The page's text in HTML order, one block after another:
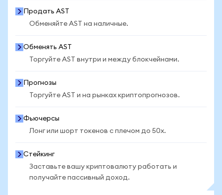
Продать AST
Обменяйте AST на наличные.
Обменять AST
Торгуйте AST внутри и между блокчейнами.
Прогнозы
Торгуйте AST и на рынках криптопрогнозов.
Фьючерсы
Лонг или шорт токенов с плечом до 50x.
Стейкинг
Заставьте вашу криптовалюту работать и
получайте пассивный доход.